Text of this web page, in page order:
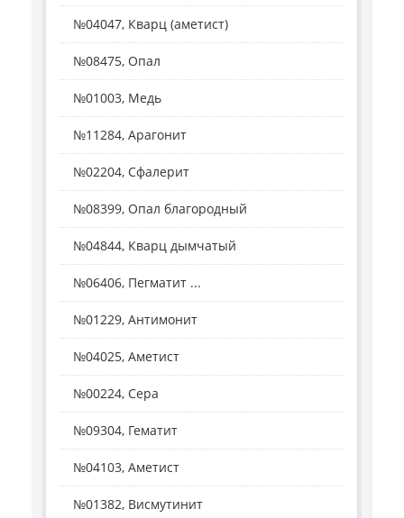
№04047, Кварц (аметист)
№08475, Опал
№01003, Медь
№11284, Арагонит
№02204, Сфалерит
№08399, Опал благородный
№04844, Кварц дымчатый
№06406, Пегматит ...
№01229, Антимонит
№04025, Аметист
№00224, Сера
№09304, Гематит
№04103, Аметист
№01382, Висмутинит